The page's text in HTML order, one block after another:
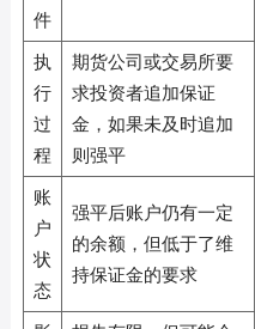
件
执
行
过
程
期货公司或交易所要
求投资者追加保证
金，如果未及时追加
则强平
账
户
状
态
强平后账户仍有一定
的余额，但低于了维
持保证金的要求